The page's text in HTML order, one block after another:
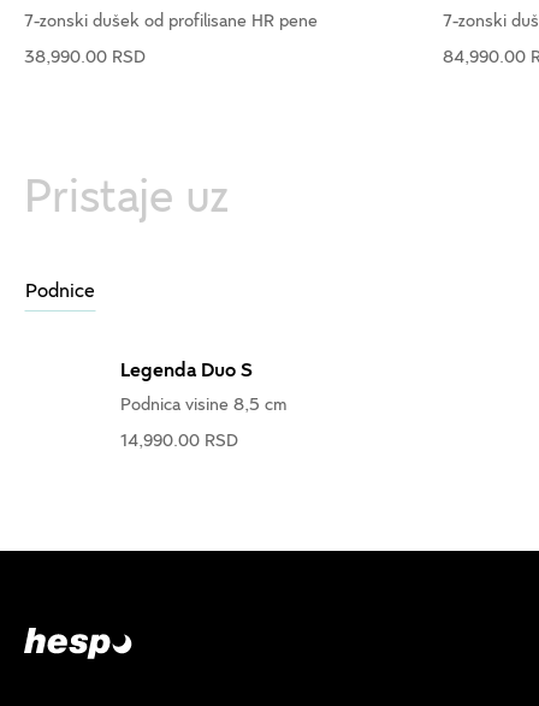
7-zonski dušek od profilisane HR pene
38,990.00 RSD
7-zonski
84,990.00
Pristaje uz
Podnice
Legenda Duo S
Podnica visine 8,5 cm
14,990.00 RSD